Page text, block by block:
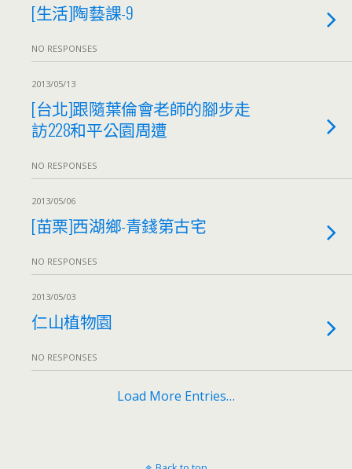
[生活]陶藝課-9
NO RESPONSES
2013/05/13
[台北]跟隨葉倫會老師的腳步走
訪228和平公園周遭
NO RESPONSES
2013/05/06
[苗栗]西湖鄉-青錢第古宅
NO RESPONSES
2013/05/03
仁山植物園
NO RESPONSES
Load More Entries…